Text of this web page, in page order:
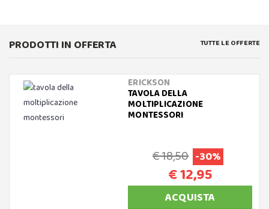
PRODOTTI IN OFFERTA TUTTE LE OFFERTE
ERICKSON
TAVOLA DELLA
MOLTIPLICAZIONE
MONTESSORI
€ 18,50 -30%
€ 12,95
ACQUISTA